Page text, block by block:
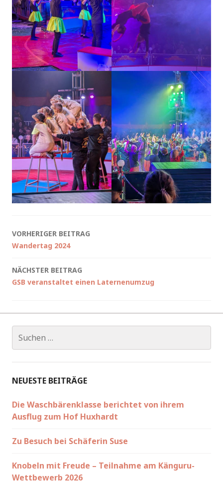
Beitragsnavigation
VORHERIGER BEITRAG
Wandertag 2024
NÄCHSTER BEITRAG
GSB veranstaltet einen Laternenumzug
nach:
NEUESTE BEITRÄGE
Die Waschbärenklasse berichtet von ihrem
Ausflug zum Hof Huxhardt
Zu Besuch bei Schäferin Suse
Knobeln mit Freude – Teilnahme am Känguru-
Wettbewerb 2026